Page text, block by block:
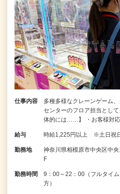
仕事内容
多種多様なクレーンゲーム
センターのフロア担当とし
体的には……】 ・お客様対
給与 時給1,225円以上 ※土日祝
勤務地
神奈川県相模原市中央区中
F
勤務時間
9：00～22：00（フルタイ
方）